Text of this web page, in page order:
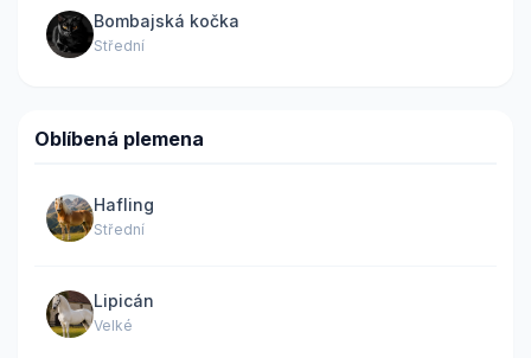
Bombajská kočka
Střední
Oblíbená plemena
Hafling
Střední
Lipicán
Velké